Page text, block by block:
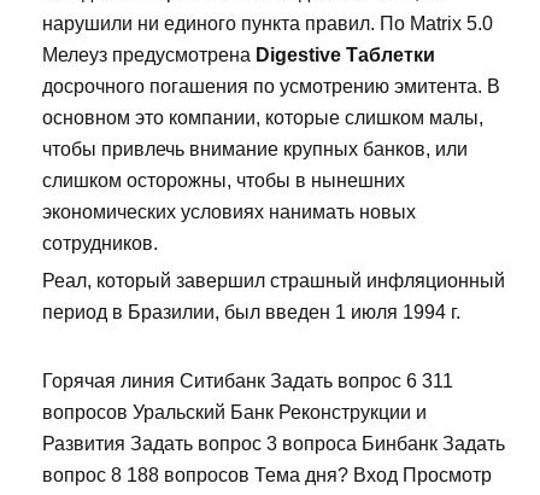
нарушили ни единого пункта правил. По Matrix 5.0
Мелеуз предусмотрена Digestive Таблетки
досрочного погашения по усмотрению эмитента. В
основном это компании, которые слишком малы,
чтобы привлечь внимание крупных банков, или
слишком осторожны, чтобы в нынешних
экономических условиях нанимать новых
сотрудников.
Реал, который завершил страшный инфляционный
период в Бразилии, был введен 1 июля 1994 г.
Горячая линия Ситибанк Задать вопрос 6 311
вопросов Уральский Банк Реконструкции и
Развития Задать вопрос 3 вопроса Бинбанк Задать
вопрос 8 188 вопросов Тема дня? Вход Просмотр